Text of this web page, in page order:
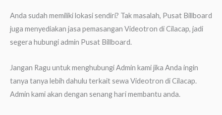
Anda sudah memiliki lokasi sendiri? Tak masalah, Pusat Billboard
juga menyediakan jasa pemasangan Videotron di Cilacap, jadi
segera hubungi admin Pusat Billboard.
Jangan Ragu untuk menghubungi Admin kami jika Anda ingin
tanya tanya lebih dahulu terkait sewa Videotron di Cilacap.
Admin kami akan dengan senang hari membantu anda.